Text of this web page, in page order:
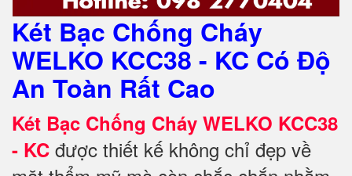
Két Bạc Chống Cháy
WELKO KCC38 - KC Có Độ
An Toàn Rất Cao
Két Bạc Chống Cháy WELKO KCC38
- KC được thiết kế không chỉ đẹp về